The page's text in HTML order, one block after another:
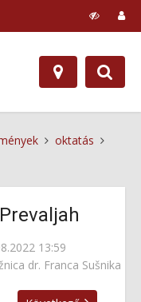
oktatás
13:59
dr. Franca Sušnika